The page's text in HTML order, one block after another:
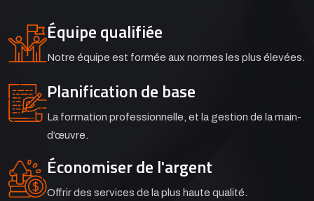
Équipe qualifiée
Notre équipe est formée aux normes les plus élevées.
Planification de base
La formation professionnelle, et la gestion de la main-
d’œuvre.
Économiser de l'argent
Offrir des services de la plus haute qualité.